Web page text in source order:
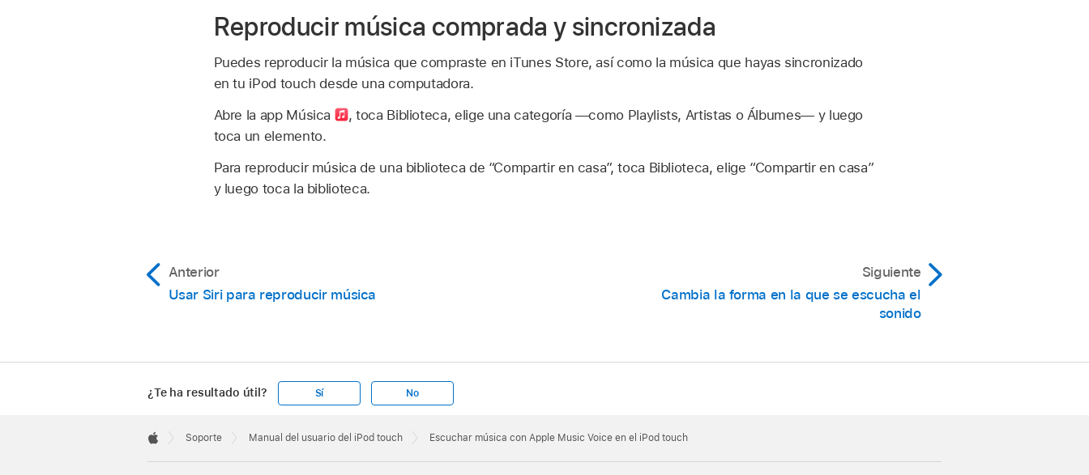
Reproducir música comprada y sincronizada
Puedes reproducir la música que compraste en iTunes Store, así como la música que hayas sincronizado
en tu iPod touch desde una computadora.
Abre la app Música
,toca Biblioteca, elige una categoría —como Playlists, Artistas o Álbumes— y luego
toca un elemento.
Para reproducir música de una biblioteca de “Compartir en casa”, toca Biblioteca, elige “Compartir en casa”
y luego toca la biblioteca.
Anterior
Usar Siri para reproducir música
Siguiente
Cambia la forma en la que se escucha el
sonido
¿Te ha resultado útil? Sí No
Footer

Soporte Manual del usuario del iPod touch Escuchar música con Apple Music Voice en el iPod touch